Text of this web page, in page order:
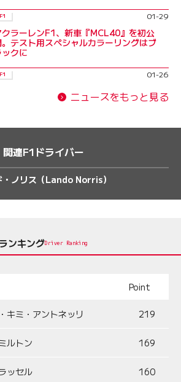
F1 01-29
クラーレンF1、新車『MCL40』を初公
。テスト用スペシャルカラーリングはブ
ックに
F1 01-26
ニュースをもっと見る
関連F1ドライバー
・ノリス（Lando Norris）
ンキングDriver Ranking
Point
キミ・アントネッリ 219
ルトン 169
ッセル 160